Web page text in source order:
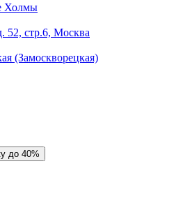
Холмы
52, стр.6, Москва
(Замоскворецкая)
до 40%